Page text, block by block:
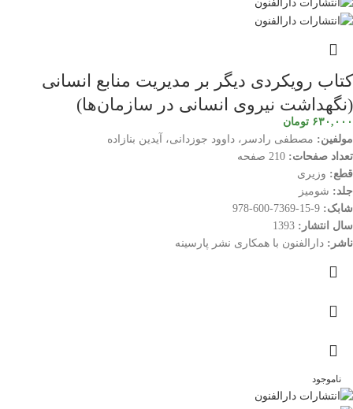
کتاب رویکردی دیگر بر مدیریت منابع انسانی
(نگهداشت نیروی انسانی در سازمان‌ها)
۶۳۰,۰۰۰ تومان
مولفین: مصطفی رادسر، داوود جوزدانی، آیدین بنازاده
تعداد صفحات:
قطع: وزیری
جلد: شومیز
شابک:
سال انتشار:
ناشر: دارالفنون با همکاری نشر پارسینه
ناموجود